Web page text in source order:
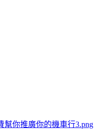
幫你推廣你的機車行3.png